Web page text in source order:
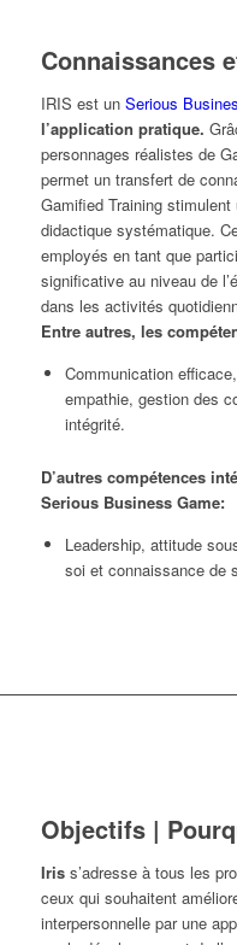
Connaissances
IRIS est un Serious
l’application pratique.
personnages réalistes de
permet un transfert de
Gamified Training stimulent
didactique systématique.
employés en tant que
significative au niveau de
dans les activités
Entre autres, les
Communication
empathie, gestion des
intégrité.
D’autres compétences
Serious Business Game:
Leadership, attitude
soi et connaissance de
Objectifs |
Iriss’adresse à tous les
ceux qui souhaitent
interpersonnelle par une